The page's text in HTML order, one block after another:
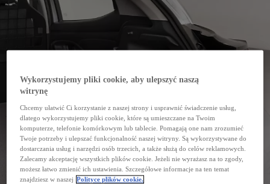
Wykorzystujemy pliki cookie, aby ulepszyć naszą
witrynę
Chcemy ułatwić Ci korzystanie z naszej strony i usprawnić świadczenie usług,
dlatego wykorzystujemy pliki cookie, które są umieszczane na Twoim
komputerze, telefonie komórkowym lub tablecie. Pomagają one nam zrozumieć
Twoje potrzeby i ulepszać funkcjonalność naszej witryny. Są wykorzystywane do
dostarczania usług i narzędzi osób trzecich, a także służą do celów reklamowych.
Zalecamy akceptację wszystkich plików cookie. Jeżeli nie wyrażasz na to zgody,
możesz łatwo zmienić ich ustawienia. Szczegółowe informacje na ten temat
znajdziesz w naszej Polityce plików cookie.